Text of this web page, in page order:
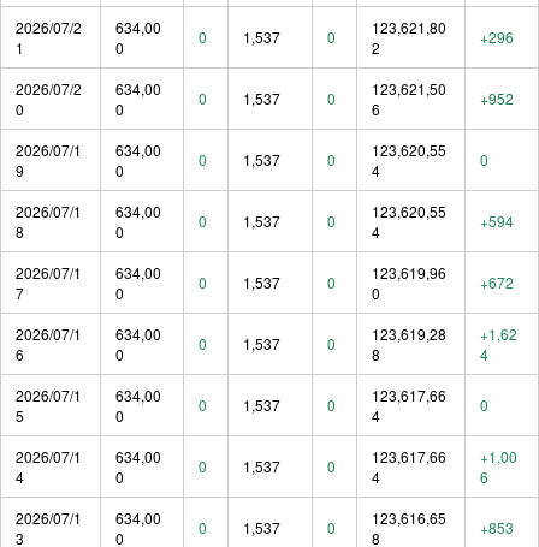
2026/07/2
1
634,00
0
0 1,537 0
123,621,80
2
+296
2026/07/2
0
634,00
0
0 1,537 0
123,621,50
6
+952
2026/07/1
9
634,00
0
0 1,537 0
123,620,55
4
0
2026/07/1
8
634,00
0
0 1,537 0
123,620,55
4
+594
2026/07/1
7
634,00
0
0 1,537 0
123,619,96
0
+672
2026/07/1
6
634,00
0
0 1,537 0
123,619,28
8
+1,62
4
2026/07/1
5
634,00
0
0 1,537 0
123,617,66
4
0
2026/07/1
4
634,00
0
0 1,537 0
123,617,66
4
+1,00
6
2026/07/1
3
634,00
0
0 1,537 0
123,616,65
8
+853